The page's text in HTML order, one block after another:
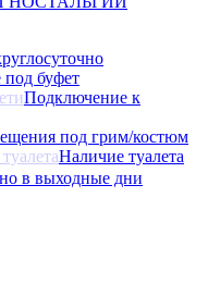
буфет
Подключение к
под грим/костюм
Наличие туалета
в выходные дни